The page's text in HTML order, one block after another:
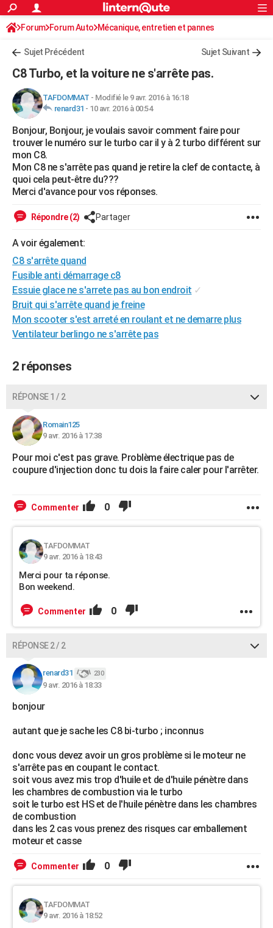
ACTUALITÉS
Politique
Société
Faits Divers
Education
Monde
Villes
+
FINANCE
Retraite
Impôts
Epargne
Immobilier
Risques naturels par ville
Banque
Assurance
Crédit
AUTO
Essais
Réserver un essai
Citadines
Berlines
SUV
Forum auto
+HIGH-TECH
Mobiles
Meilleur smartphone
Internet
Ordinateurs
Jeux vidéo
Guide high-tech
+BRICOLAGE
Forum
Aménagement intérieur
Extérieur
Cuisine
Salle de bains
Jardinage
Rangement
WEEK-END
Guides de France
Escapades
Patrimoine
Expositions
Musées
Week-end nature
LIFESTYLE
SANTE
Alimentation
Guide de la santé
Maladies
Médicaments
Sommeil
VOYAGE
Destinations
City break
Voyage nature
Voyage de noces
Forum
Climat
+PHOTO
GUIDES D'ACHAT
BONS PLANS
CARTE DE VOEUX
COPAINS D'AVANT
S'inscrire
Se connecter
Lycées
Collèges
Primaires
Universités
Entreprises
Service militaire
Avis de recherche
AVIS DE DÉCÈS
Bricolage
Lifestyle
Culture
Sport
Auto
Television
Voyage
Cinema
Rechercher
S'inscrire
Connexion
Forum Forum Auto Mécanique, entretien et pannes
Sujet Précédent Sujet Suivant
C8 Turbo, et la voiture ne s'arrête pas.
TAFDOMMAT - Modifié le 9 avr. 2016 à 16:18
renard31 - 10 avr. 2016 à 00:54
Bonjour, Bonjour, je voulais savoir comment faire pour
trouver le numéro sur le turbo car il y à 2 turbo différent sur
mon C8.
Mon C8 ne s'arrête pas quand je retire la clef de contacte, à
quoi cela peut-être du???
Merci d'avance pour vos réponses.
Répondre (2) Partager
A voir également:
C8 s'arrête quand
Fusible anti démarrage c8
Essuie glace ne s'arrete pas au bon endroit ✓
Bruit qui s'arrête quand je freine
Mon scooter s'est arreté en roulant et ne demarre plus
Ventilateur berlingo ne s'arrête pas
2 réponses
RÉPONSE 1 / 2
Romain125
9 avr. 2016 à 17:38
Pour moi c'est pas grave. Problème électrique pas de
coupure d'injection donc tu dois la faire caler pour l'arrêter.
Commenter 0
TAFDOMMAT
9 avr. 2016 à 18:43
Merci pour ta réponse.
Bon weekend.
Commenter 0
RÉPONSE 2 / 2
renard31 230
9 avr. 2016 à 18:33
bonjour
autant que je sache les C8 bi-turbo ; inconnus
donc vous devez avoir un gros problème si le moteur ne
s'arrête pas en coupant le contact.
soit vous avez mis trop d'huile et de d'huile pénètre dans
les chambres de combustion via le turbo
soit le turbo est HS et de l'huile pénètre dans les chambres
de combustion
dans les 2 cas vous prenez des risques car emballement
moteur et casse
Commenter 0
TAFDOMMAT
9 avr. 2016 à 18:52